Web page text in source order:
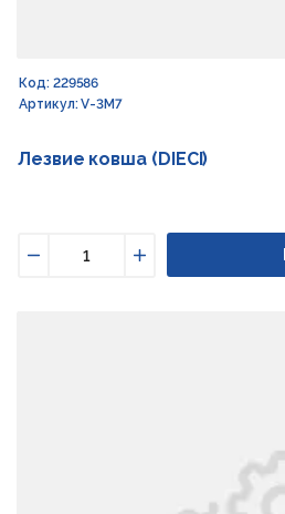
Код: 229586
Артикул: V-3M7
Лезвие ковша (DIECI)
Увеличить